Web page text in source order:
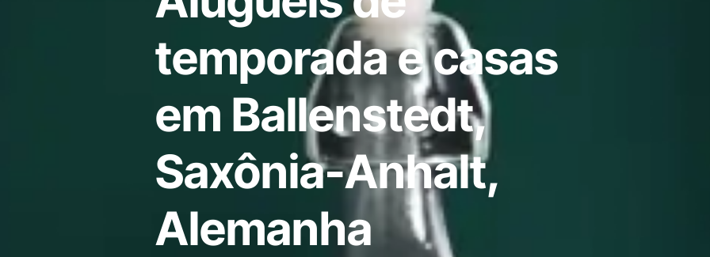
temporada e casas
em Ballenstedt,
Saxônia-Anhalt,
Alemanha